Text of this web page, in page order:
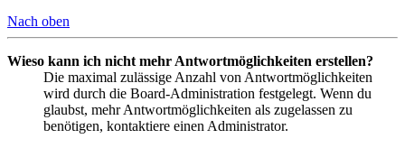
Nach oben
Wieso kann ich nicht mehr Antwortmöglichkeiten erstellen?
Die maximal zulässige Anzahl von Antwortmöglichkeiten
wird durch die Board-Administration festgelegt. Wenn du
glaubst, mehr Antwortmöglichkeiten als zugelassen zu
benötigen, kontaktiere einen Administrator.